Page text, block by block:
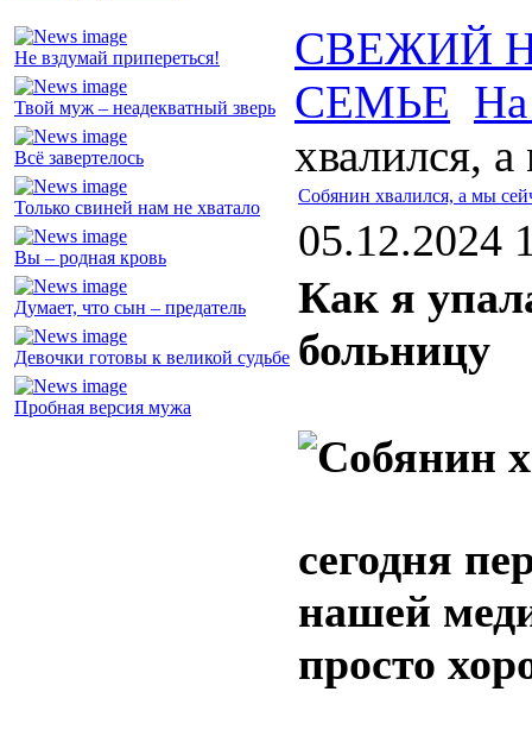
Не вздумай припереться!
Твой муж – неадекватный зверь
Всё завертелось
Только свиней нам не хватало
Вы – родная кровь
Думает, что сын – предатель
Девочки готовы к великой судьбе
Пробная версия мужа
СВЕЖИЙ
СЕМЬЕ На
хвалился,
Собянин хвалился, а мы
05.12.2024
Как я
больницу
сегодня
нашей
просто